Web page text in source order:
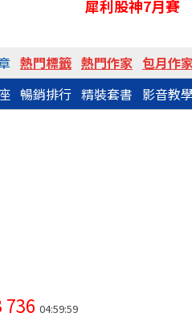
犀利股神7月賽
熱門標籤 熱門作家 包月作
暢銷排行 精裝套書 影音教
736 04:59:59